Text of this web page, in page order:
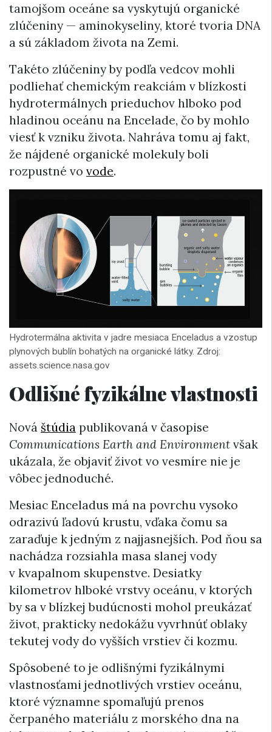
tamojšom oceáne sa vyskytujú organické
zlúčeniny — aminokyseliny, ktoré tvoria DNA
a sú základom života na Zemi.
Takéto zlúčeniny by podľa vedcov mohli
podliehať chemickým reakciám v blízkosti
hydrotermálnych prieduchov hlboko pod
hladinou oceánu na Encelade, čo by mohlo
viesť k vzniku života. Nahráva tomu aj fakt,
že nájdené organické molekuly boli
rozpustné vo vode.
Hydrotermálna aktivita v jadre mesiaca Enceladus a vzostup
plynových bublín bohatých na organické látky. Zdroj:
assets.science.nasa.gov
Odlišné fyzikálne vlastnosti
Nová štúdia publikovaná v časopise
Communications Earth and Environment však
ukázala, že objaviť život vo vesmíre nie je
vôbec jednoduché.
Mesiac Enceladus má na povrchu vysoko
odrazivú ľadovú krustu, vďaka čomu sa
zaraďuje k jedným z najjasnejších. Pod ňou sa
nachádza rozsiahla masa slanej vody
v kvapalnom skupenstve. Desiatky
kilometrov hlboké vrstvy oceánu, v ktorých
by sa v blízkej budúcnosti mohol preukázať
život, prakticky nedokážu vyvrhnúť oblaky
tekutej vody do vyšších vrstiev či kozmu.
Spôsobené to je odlišnými fyzikálnymi
vlastnosťami jednotlivých vrstiev oceánu,
ktoré významne spomaľujú prenos
čerpaného materiálu z morského dna na